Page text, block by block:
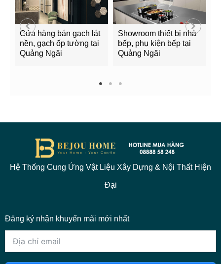
Cửa hàng bán gạch lát
nền, gạch ốp tường tại
Quảng Ngãi
Showroom thiết bị nhà
bếp, phụ kiện bếp tại
Quảng Ngãi
1 2 3
Hệ Thống Cung Ứng Vật Liệu Xây Dựng & Nội Thất Hiện
Đại
Đăng ký nhận khuyến mãi mới nhất